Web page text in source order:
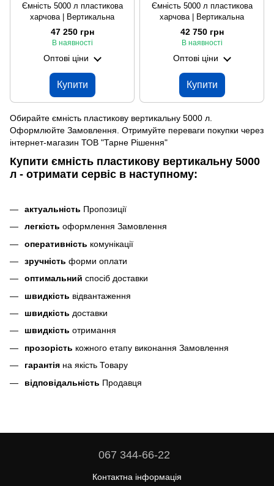
Ємність 5000 л пластикова
харчова | Вертикальна
47 250 грн
В наявності
Оптові ціни
Купити
Ємність 5000 л пластикова
харчова | Вертикальна
42 750 грн
В наявності
Оптові ціни
Купити
Обирайте ємність пластикову вертикальну 5000 л.
Оформлюйте Замовлення. Отримуйте переваги покупки через
інтернет-магазин ТОВ "Тарне Рішення"
Купити ємність пластикову вертикальну 5000
л - отримати сервіс в наступному:
актуальність Пропозиції
легкість оформлення Замовлення
оперативність комунікації
зручність форми оплати
оптимальний спосіб доставки
швидкість відвантаження
швидкість доставки
швидкість отримання
прозорість кожного етапу виконання Замовлення
гарантія на якість Товару
відповідальність Продавця
067 344-66-22
Контактна інформація